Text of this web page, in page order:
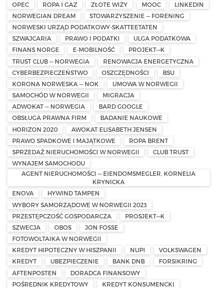
OPEC
ROPA I GAZ ZŁOTE WIZY MOOC
LINKEDIN
NORWEGIAN DREAM
STOWARZYSZENIE — FORENING
NORWESKI URZĄD PODATKOWY-SKATTEETATEN
SZWAJCARIA
PRAWO I PODATKI
ULGA PODATKOWA
FINANS NORGE
E-MOBILNOŚĆ
PROJEKT—K
TRUST CLUB — NORWEGIA
RENOWACJA ENERGETYCZNA
CYBERBEZPIECZEŃSTWO
OSZCZĘDNOŚCI
BSU
KORONA NORWESKA — NOK
UMOWA W NORWEGII
SAMOCHÓD W NORWEGII
MIGRACJA
ADWOKAT — NORWEGIA
BARD GOOGLE
OBSŁUGA PRAWNA FIRM
BADANIE NAUKOWE
HORIZON 2020
AWOKAT ELISABETH JENSEN
PRAWO SPADKOWE I MAJĄTKOWE
ROPA BRENT
SPRZEDAŻ NIERUCHOMOŚCI W NORWEGII
CLUB TRUST
WYNAJEM SAMOCHODU
AGENT NIERUCHOMOŚCI — EIENDOMSMEGLER, KORNELIA
KRYNICKA
ENOVA
HYWIND TAMPEN
WYBORY SAMORZĄDOWE W NORWEGII 2023
PRZESTĘPCZOŚĆ GOSPODARCZA
PROSJEKT—K
SZWECJA
OBOS
JON FOSSE
FOTOWOLTAIKA W NORWEGII
KREDYT HIPOTECZNY W HISZPANII
NUPI
VOLKSWAGEN
KREDYT
UBEZPIECZENIE BANK DNB
FORSIKRING
AFTENPOSTEN
DORADCA FINANSOWY
POŚREDNIK KREDYTOWY
KREDYT KONSUMENCKI